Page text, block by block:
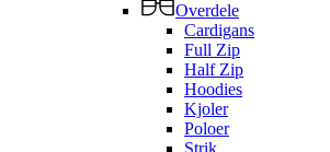
Overdele
Cardigans
Full Zip
Half Zip
Hoodies
Kjoler
Poloer
Strik